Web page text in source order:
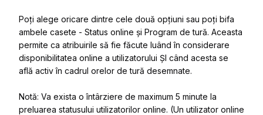
Poți alege oricare dintre cele două opțiuni sau poți bifa
ambele casete - Status online și Program de tură. Aceasta
permite ca atribuirile să fie făcute luând în considerare
disponibilitatea online a utilizatorului ȘI când acesta se
află activ în cadrul orelor de tură desemnate.
Notă: Va exista o întârziere de maximum 5 minute la
preluarea statusului utilizatorilor online. (Un utilizator online